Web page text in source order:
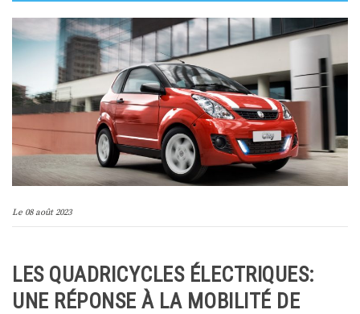
Le 08 août 2023
LES QUADRICYCLES ÉLECTRIQUES:
UNE RÉPONSE À LA MOBILITÉ DE